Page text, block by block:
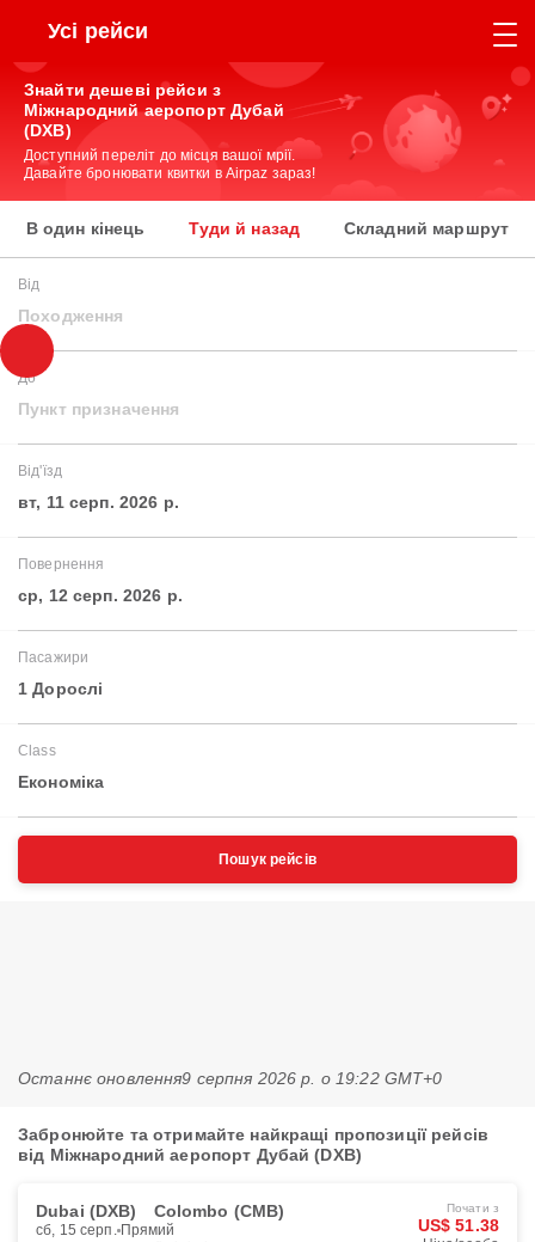
Усі рейси
Знайти дешеві рейси з
Міжнародний аеропорт Дубай
(DXB)
Доступний переліт до місця вашої мрії.
Давайте бронювати квитки в Airpaz зараз!
В один кінець Туди й назад Складний маршрут
Від
Походження
До
Пункт призначення
Від'їзд
вт, 11 серп. 2026 р.
Повернення
ср, 12 серп. 2026 р.
Пасажири
1 Дорослі
Class
Економіка
Пошук рейсів
Останнє оновлення9 серпня 2026 р. о 19:22 GMT+0
Забронюйте та отримайте найкращі пропозиції рейсів
від Міжнародний аеропорт Дубай (DXB)
Dubai (DXB) Colombo (CMB)
сб, 15 серп. Прямий
Почати з
US$ 51.38